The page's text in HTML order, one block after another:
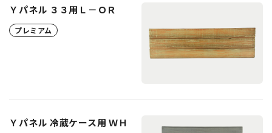
Ｙパネル ３３用Ｌ－ＯＲ
プレミアム
Ｙパネル 冷蔵ケース用 ＷＨ